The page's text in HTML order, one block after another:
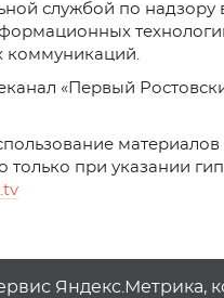
службой по надзору
коммуникаций.
«Первый
материалов
только при указании
.tv
Яндекс.Метрика,